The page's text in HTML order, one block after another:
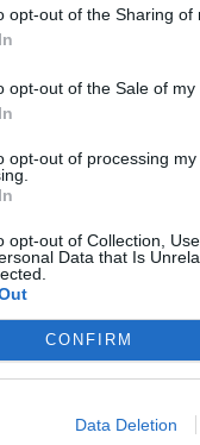
opt-out of the Sharing of
opt-out of the Sale of
opt-out of processing
opt-out of Collection,
Data that Is
CONFIRM
Data Deletion